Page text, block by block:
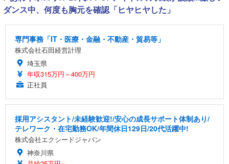
ダンス中、何度も胸元を確認「ヒヤヒヤした」
専門事務「IT・医療・金融・不動産・貿易等」
株式会社石田経営計理
埼玉県
年収315万円～400万円
正社員
採用アシスタント/未経験歓迎!/安心の成長サポート体制あり/
テレワーク・在宅勤務OK/年間休日129日/20代活躍中!
株式会社エクシードジャパン
神奈川県